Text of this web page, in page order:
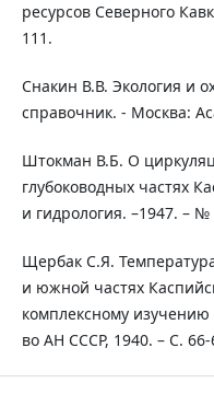
ресурсов Северного
111.
Снакин В.В. Экология и
справочник. - Москва:
Штокман В.Б. О
глубоководных частях
и гидрология. –1947. – №
Щербак С.Я.
и южной частях
комплексному
во АН СССР, 1940. – С. 66-